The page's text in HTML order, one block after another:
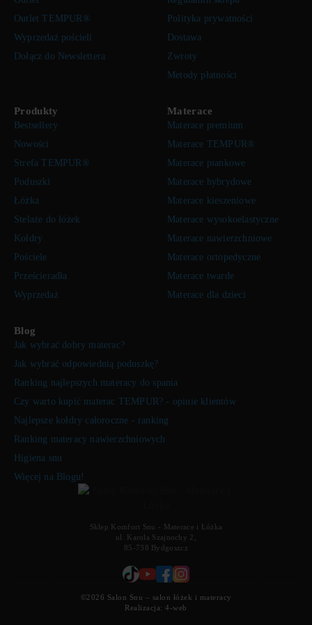
Sklep Komfort Snu - Materace i Łóżka
ul. Karola Szajnochy 2,
85-738 Bydgoszcz
Outlet TEMPUR®
Wyprzedaż pościeli
Dołącz do Newslettera
Polityka prywatności
Dostawa
Zwroty
Metody płatności
Produkty
Bestsellery
Nowości
Strefa TEMPUR®
Poduszki
Łóżka
Stelaże do łóżek
Kołdry
Pościele
Prześcieradła
Wyprzedaż
Materace
Materace premium
Materace TEMPUR®
Materace piankowe
Materace hybrydowe
Materace kieszeniowe
Materace wysokoelastyczne
Materace nawierzchniowe
Materace ortopedyczne
Materace twarde
Materace dla dzieci
Blog
Jak wybrać dobry materac?
Jak wybrać odpowiednią poduszkę?
Ranking najlepszych materacy do spania
Czy warto kupić materac TEMPUR? - opinie klientów
Najlepsze kołdry całoroczne - ranking
Ranking materacy nawierzchniowych
Higiena snu
Więcej na Blogu!
©2026 Salon Snu – salon łóżek i materacy
Realizacja:4-web